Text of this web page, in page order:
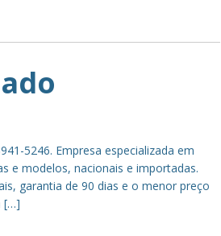
5246. Empresa especializada em
e modelos, nacionais e importadas.
garantia de 90 dias e o menor preço
[…]